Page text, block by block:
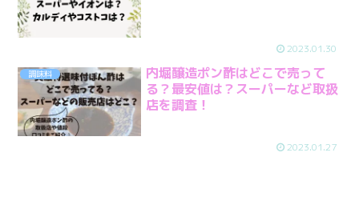
2023.01.30
調味料
内堀醸造ポン酢はどこで売って
る？最安値は？スーパーなど取扱
店を調査！
2023.01.27